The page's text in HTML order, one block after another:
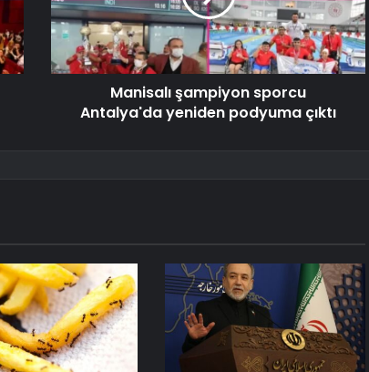
Manisalı şampiyon sporcu
Antalya'da yeniden podyuma çıktı